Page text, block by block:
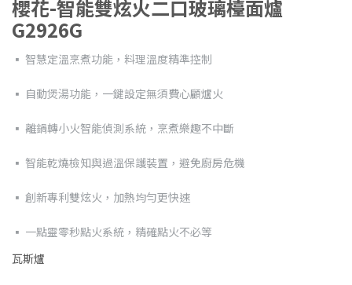
櫻花-智能雙炫火二口玻璃檯面爐
G2926G
▪ 智慧定溫烹煮功能，料理溫度精準控制
▪ 自動煲湯功能，一鍵設定無須費心顧爐火
▪ 離鍋轉小火智能偵測系統，烹煮樂趣不中斷
▪ 智能乾燒檢知與過溫保護裝置，避免廚房危機
▪ 創新專利雙炫火，加熱均勻更快速
▪ 一點靈零秒點火系統，精確點火不必等
瓦斯爐